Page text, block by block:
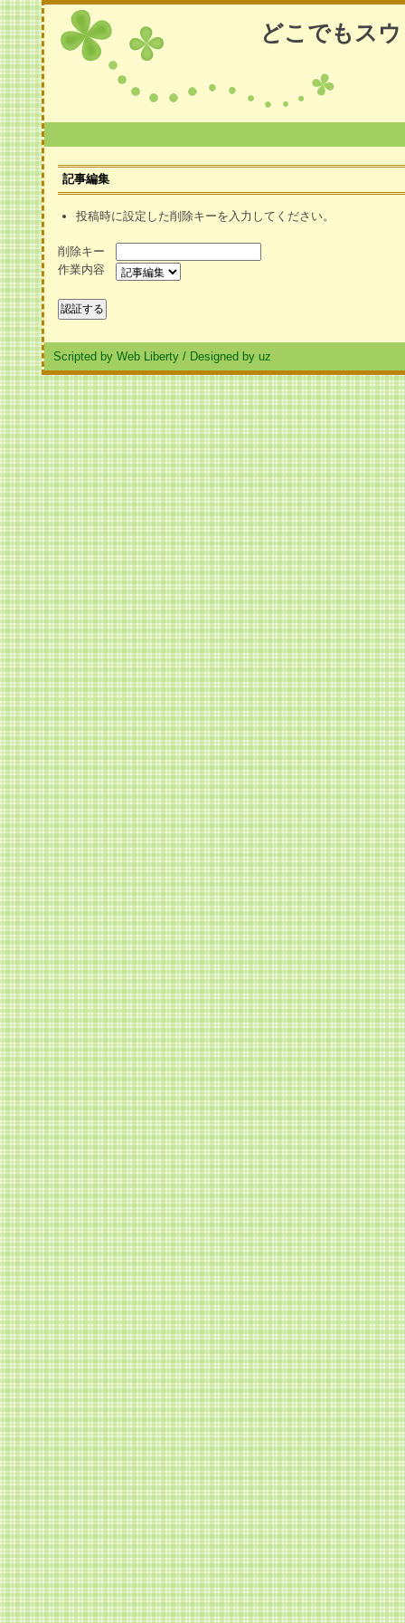
どこでもス
記事編集
投稿時に設定した削除キーを入力してください。
削除キー
作業内容
Scripted by Web Liberty / Designed by uz